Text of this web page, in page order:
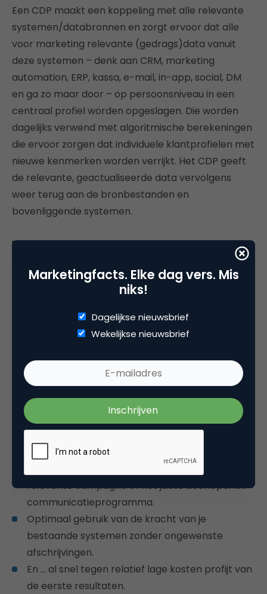
Een CDP maakt een koppeling met alle relevante
systemen/databronnen en zorgt ervoor dat alle
voor marketing relevante (gedrags)data vanuit
deze systemen – denk aan CRM, marketing
automation, ERP, kassa, e-mail, in-app, social, DM
en ga zo maar door – op persoonsniveau in een
centraal profiel worden opgeslagen. Die worden
dagelijks verwend met algoritmische berekeningen
die ervoor zorgen dat individuele klantprofielen met
nieuwe kenmerken worden verrijkt. Het CDP geeft
de relevante, geactualiseerde data vervolgens
weer terug aan de bronbestanden en
bovenliggende systemen.
Voordelen
Daarmee heb je een ‘best of breed’-omgeving met
een aantal prominente voordelen:
Een centraal, krachtig marketingprofiel voor
geïndividualiseerde omni-channel- of
Complete 360°-gedragsanalyses via
datavisualisatie-tools, met inzicht in gedrag en
voorkeurskanalen over langere perioden, op
individueel niveau.
Mensen vallen door het dagelijks berekenen van
gedragskenmerken altijd in het juiste
relevante campagne of het juiste doorlopende
communicatieprogramma.
Optimaal gebruik van de kracht van je
bestaande systemen zonder ongewenste
afschrijvingen.
En … al snel tegen relatief lage kosten profijt van
de eerste resultaten.
Marketingfacts. Elke dag vers. Mis
niks!
Dagelijkse nieuwsbrief
Wekelijkse nieuwsbrief